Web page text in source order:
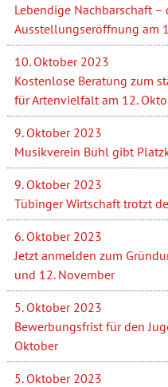
Lebendige Nachbarschaft
Ausstellungseröffnung am
10. Oktober 2023
Kostenlose Beratung zum
für Artenvielfalt am 12.
9. Oktober 2023
Musikverein Bühl gibt
9. Oktober 2023
Tübinger Wirtschaft trotzt
6. Oktober 2023
Jetzt anmelden zum
und 12. November
5. Oktober 2023
Bewerbungsfrist für den
Oktober
5. Oktober 2023